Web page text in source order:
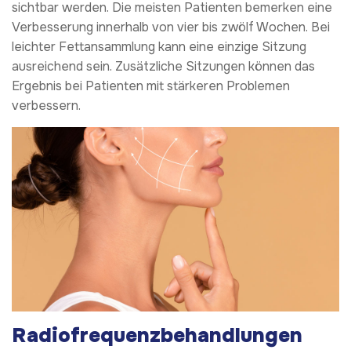
sichtbar werden. Die meisten Patienten bemerken eine
Verbesserung innerhalb von vier bis zwölf Wochen. Bei
leichter Fettansammlung kann eine einzige Sitzung
ausreichend sein. Zusätzliche Sitzungen können das
Ergebnis bei Patienten mit stärkeren Problemen
verbessern.
Radiofrequenzbehandlungen